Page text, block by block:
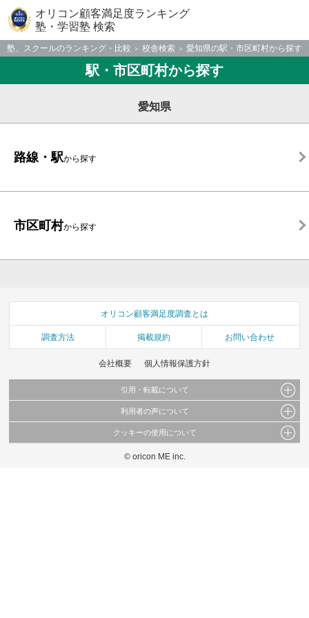
オリコン顧客満足度ランキング
塾・学習塾 検索
塾、スクールのランキング・比較 校舎検索 愛知県の駅・市区町村から探す
駅・市区町村から探す
愛知県
路線・駅から探す
市区町村から探す
オリコン顧客満足度調査とは
調査方法 掲載規約 お問い合わせ
会社概要 個人情報保護方針
引用・転載について
当サイトで公開されている情報（文字、写真、イラスト、画像データ等）及びこれらの配
これらの情報を権利者の許可なく無断転載・複製などの二次利用を行うことは固く禁じて
利用者の声について
当サイトに掲載している内容はすべてサービスの利用者が提出された見解・感想です。
弊社の見解・ 意見ではないことをご理解いただいた上でご覧ください。
クッキーの使用について
このサイトでは Cookie を使用して、ユーザーに合わせたコンテンツや広告の表示、ソー
© oricon ME inc.